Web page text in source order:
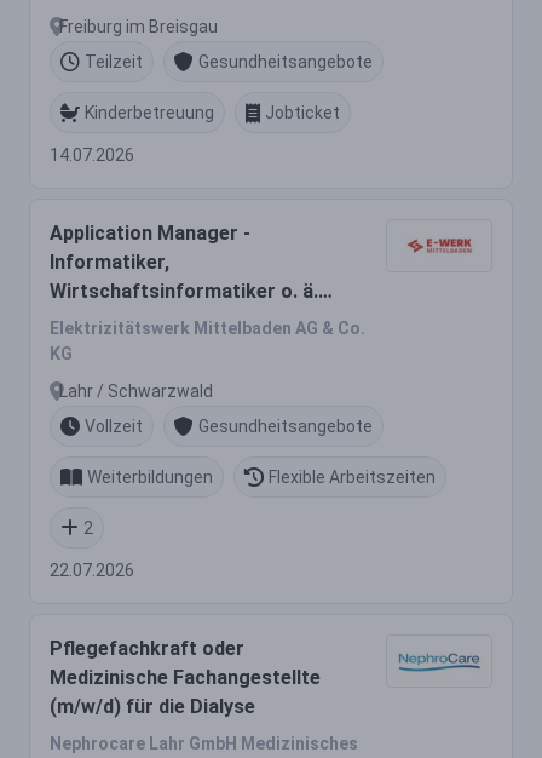
Freiburg im Breisgau
Teilzeit
Gesundheitsangebote
Kinderbetreuung Jobticket
14.07.2026
Application Manager -
Informatiker,
Wirtschaftsinformatiker o. ä.
(m/w/d) energiewirtschaftliche
Systeme - CRM- und ERP -
FirstX, epilot energy XRM
Elektrizitätswerk Mittelbaden AG & Co.
KG
Lahr / Schwarzwald
Vollzeit
Gesundheitsangebote
Weiterbildungen Flexible Arbeitszeiten
2
22.07.2026
Pflegefachkraft oder
Medizinische Fachangestellte
(m/w/d) für die Dialyse
Nephrocare Lahr GmbH Medizinisches